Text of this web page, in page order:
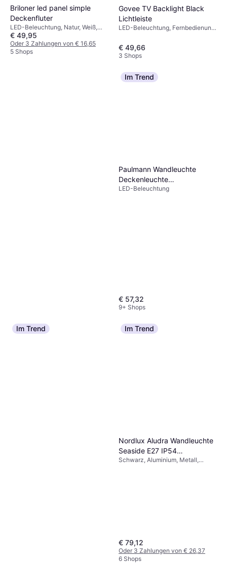
Stehleuchte IDE-60080 Weiß
110 cm Bodenlampe
Dimmbar, LED-Beleuchtung, Weiß,
Kunststoff, IP-Schutzart: IP44
€ 64,99
Oder 3 Zahlungen von € 21,66
Briloner led panel simple
Deckenfluter
LED-Beleuchtung, Natur, Weiß,
Metall, IP-Schutzart: IP20
€ 49,95
Oder 3 Zahlungen von € 16,65
5 Shops
Govee TV Backlight Black
Lichtleiste
LED-Beleuchtung, Fernbedienung,
€ 49,66
3 Shops
Im Trend
Paulmann Wandleuchte
Deckenleuchte
Lichtkanalsystem Linion
LED-Beleuchtung
€ 57,32
9+ Shops
Im Trend Im Trend
Nordlux Aludra Wandleuchte
Seaside E27 IP54
Wandlampe
Schwarz, Aluminium, Metall,
€ 79,12
Oder 3 Zahlungen von € 26,37
6 Shops